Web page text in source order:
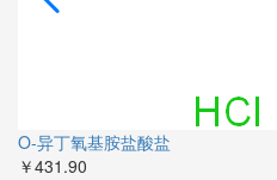
O-异丁氧基胺盐酸盐
￥431.90